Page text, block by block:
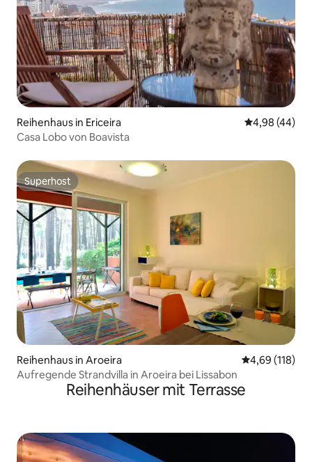
Reihenhaus in Ericeira
4,98 (44)
Casa Lobo von Boavista
Superhost
Superhost
Reihenhaus in Aroeira
4,69 (118)
Aufregende Strandvilla in Aroeira bei Lissabon
Reihenhäuser mit Terrasse